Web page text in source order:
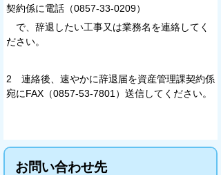
契約係に電話（0857-33-0209）
で、辞退したい工事又は業務名を連絡してく
ださい。
2 連絡後、速やかに辞退届を資産管理課契約係
宛にFAX（0857-53-7801）送信してください。
お問い合わせ先